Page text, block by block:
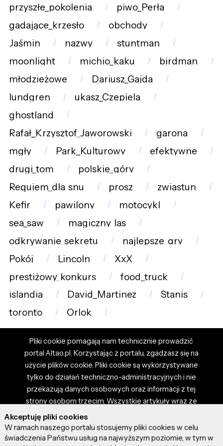
przyszłe_pokolenia
piwo_Perła
gadające_krzesło
obchody
Jaśmin
nazwy
stuntman
moonlight
michio_kaku
birdman
młodzieżowe
Dariusz_Gajda
lundgren
ukasz_Czepiela
ghostland
Rafał_Krzysztof_Jaworowski
garona
mgły
Park_Kulturowy
efektywne
drugi_tom
polskie_góry
Requiem_dla_snu
prosz
zwiastun
Kefir
pawilony
motocykl
sea_saw
magiczny_las
odkrywanie_sekretu
najlepsze_gry
Pokój
Lincoln
XxX
prestiżowy_konkurs
food_truck
islandia
David_Martinez
Stanis
toronto
Orlok
Pliki cookie pomagają nam technicznie prowadzić
portal Altao.pl. Korzystając z portalu, zgadzasz się na
użycie plików cookie. Pliki cookie są wykorzystywane
tylko do działań techniczno-administracyjnych i nie
przekazują danych osobowych oraz informacji z tej
strony osobom trzecim. Wszystkie artykuły wraz ze
zdjęciami i materiałami dostępnymi na portalu są
własnością użytkowników. Administrator i właściciel
portalu nie ponosi odpowiedzialności za tresci
Akceptuję pliki cookies
W ramach naszego portalu stosujemy pliki cookies w celu
świadczenia Państwu usług na najwyższym poziomie, w tym w